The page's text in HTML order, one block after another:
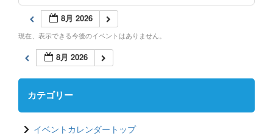
8月 2026
現在、表示できる今後のイベントはありません。
8月 2026
カテゴリー
イベントカレンダートップ